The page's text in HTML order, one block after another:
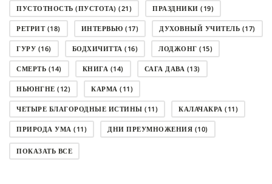
ПУСТОТНОСТЬ (ПУСТОТА) (21) ПРАЗДНИКИ (19)
РЕТРИТ(18) ИНТЕРВЬЮ (17) ДУХОВНЫЙ УЧИТЕЛЬ (17)
ГУРУ (16) БОДХИЧИТТА (16) ЛОДЖОНГ (15)
СМЕРТЬ (14) КНИГА (14) САГА ДАВА (13)
НЬЮНГНЕ (12) КАРМА (11)
ЧЕТЫРЕ БЛАГОРОДНЫЕ ИСТИНЫ (11) КАЛАЧАКРА (11)
ПРИРОДА УМА (11) ДНИ ПРЕУМНОЖЕНИЯ (10)
СОВЕТ(10)
ПОКАЗАТЬ ВСЕ